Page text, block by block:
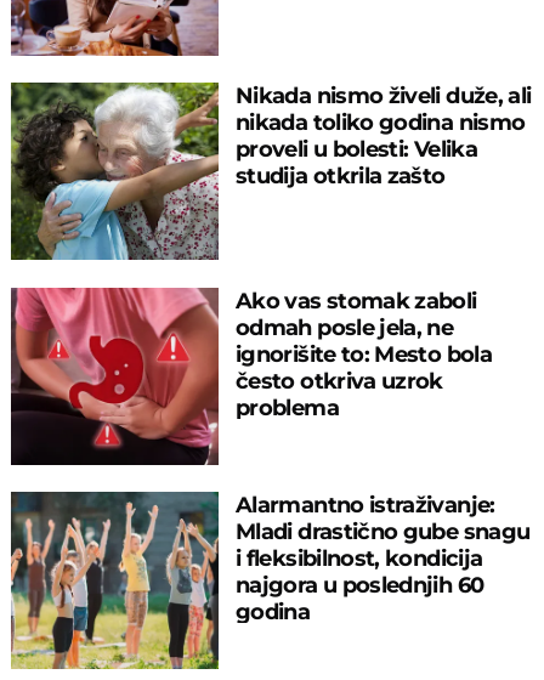
Nikada nismo živeli duže, ali
nikada toliko godina nismo
proveli u bolesti: Velika
studija otkrila zašto
Ako vas stomak zaboli
odmah posle jela, ne
ignorišite to: Mesto bola
često otkriva uzrok
problema
Alarmantno istraživanje:
Mladi drastično gube snagu
i fleksibilnost, kondicija
najgora u poslednjih 60
godina